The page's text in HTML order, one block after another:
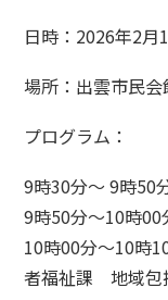
日時：2026年2月
場所：出雲市民
プログラム：
9時30分～ 9時50
9時50分～10時
10時00分～10時
者福祉課 地域